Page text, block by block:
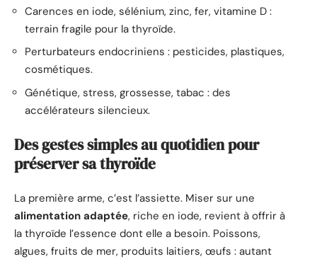
Carences en iode, sélénium, zinc, fer, vitamine D :
terrain fragile pour la thyroïde.
Perturbateurs endocriniens : pesticides, plastiques,
cosmétiques.
Génétique, stress, grossesse, tabac : des
accélérateurs silencieux.
Des gestes simples au quotidien pour
préserver sa thyroïde
La première arme, c’est l’assiette. Miser sur une
alimentation adaptée, riche en iode, revient à offrir à
la thyroïde l’essence dont elle a besoin. Poissons,
algues, fruits de mer, produits laitiers, œufs : autant